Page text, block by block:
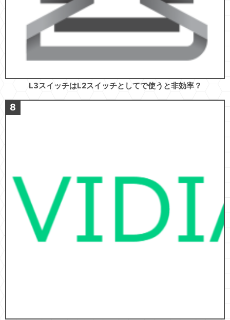
L3スイッチはL2スイッチとしてで使うと非効率？